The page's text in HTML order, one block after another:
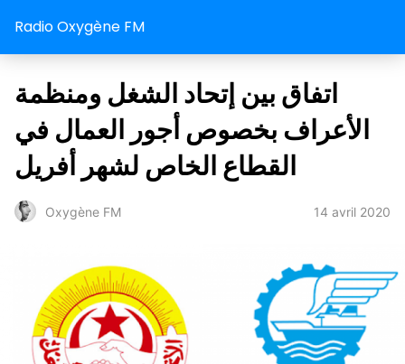
Radio Oxygène FM
اتفاق بين إتحاد الشغل ومنظمة
الأعراف بخصوص أجور العمال في
القطاع الخاص لشهر أفريل
Oxygène FM 14 avril 2020